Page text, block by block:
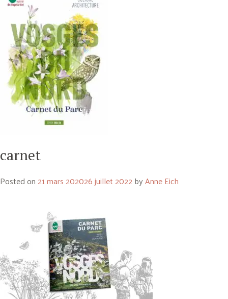
carnet
Posted on21 mars 202026 juillet 2022byAnne Eich